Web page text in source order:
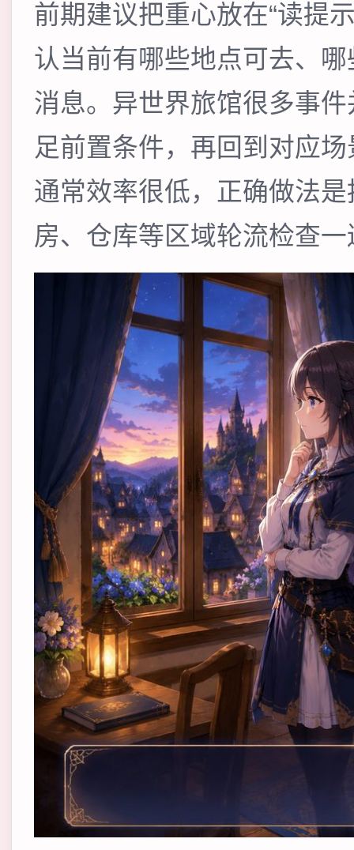
前期建议把重心放在“读提
认当前有哪些地点可去、
消息。异世界旅馆很多事
足前置条件，再回到对应
通常效率很低，正确做法
房、仓库等区域轮流检查一